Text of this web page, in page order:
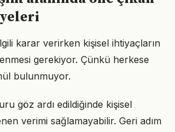
karar verirken kişisel ihtiyaçların
gerekiyor. Çünkü herkese
bulunmuyor.
göz ardı edildiğinde kişisel
verimi sağlamayabilir. Geri adım